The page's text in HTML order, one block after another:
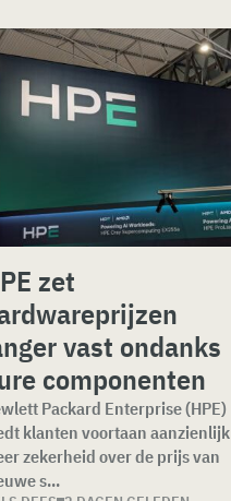
zet
vast ondanks
componenten
Packard Enterprise (HPE)
klanten voortaan aanzienlijk
zekerheid over de prijs van
s...